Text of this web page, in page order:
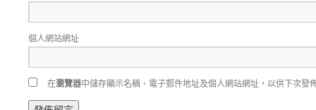
個人網站網址
在瀏覽器中儲存顯示名稱、電子郵件地址及個人網站網址，以供下次發